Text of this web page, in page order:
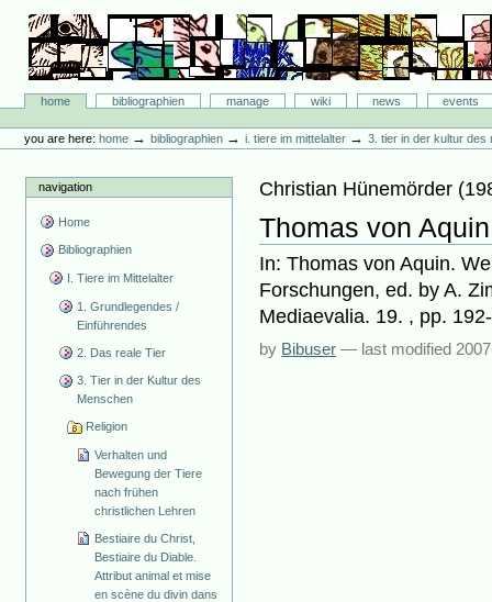
content.
navigation
Bibliographie-Portal
Sectionshome bibliographien manage wiki news
events
tools
you are here: home →bibliographien →i. tiere im mittelalter →3. tier in der kultur des
navigation
Home
Bibliographien
I. Tiere im Mittelalter
1. Grundlegendes /
Einführendes
2. Das reale Tier
3. Tier in der Kultur des
Menschen
Religion
Verhalten und
Bewegung der Tiere
nach frühen
christlichen Lehren
Bestiaire du Christ,
Bestiaire du Diable.
Attribut animal et mise
en scène du divin dans
Christian Hünemörder (
Thomas von
In: Thomas von Aquin.
Forschungen, ed. by A.
Mediaevalia. 19. , pp.
by Bibuser — last modified